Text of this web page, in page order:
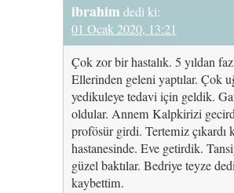
ibrahim dedi ki:
01 Ocak 2020, 13:21
Çok zor bir hastalık. 5 yıldan
Ellerinden geleni yaptılar. Çok
yedikuleye tedavi için geldik.
oldular. Annem Kalpkirizi
profösür girdi. Tertemiz
hastanesinde. Eve getirdik.
güzel baktılar. Bedriye teyze
kaybettim.